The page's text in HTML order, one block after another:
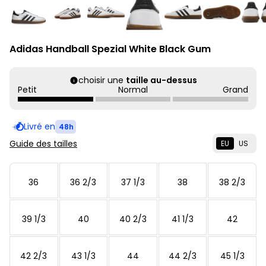
Adidas Handball Spezial White Black Gum
choisir une taille au-dessus
Petit
Normal Grand
Livré en 48h
Guide des tailles EU US
36 36 2/3 37 1/3 38 38 2/3
39 1/3 40 40 2/3 41 1/3 42
42 2/3 43 1/3 44 44 2/3 45 1/3